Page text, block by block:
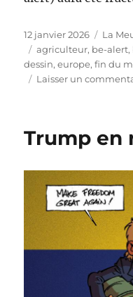
Publié
le
12 janvier 2026 La
Étiquettes
agriculteur, be-alert,
dessin,europe,fin du
Laisser un
Trump en